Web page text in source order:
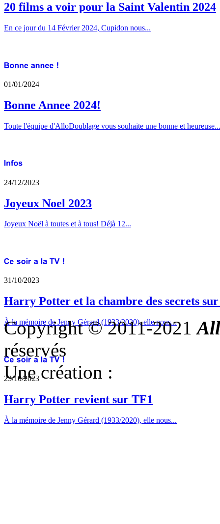
20 films a voir pour la Saint Valentin 2024
En ce jour du 14 Février 2024, Cupidon nous...
01/01/2024
Bonne Annee 2024!
Toute l'équipe d'AlloDoublage vous souhaite une bonne et heureuse...
24/12/2023
Joyeux Noel 2023
Joyeux Noël à toutes et à tous! Déjà 12...
31/10/2023
Harry Potter et la chambre des secrets
À la mémoire de Jenny Gérard (1933/2020), elle nous...
23/10/2023
Harry Potter revient sur TF1
À la mémoire de Jenny Gérard (1933/2020), elle nous...
Copyright © 2011-2021
réservés
Une création :